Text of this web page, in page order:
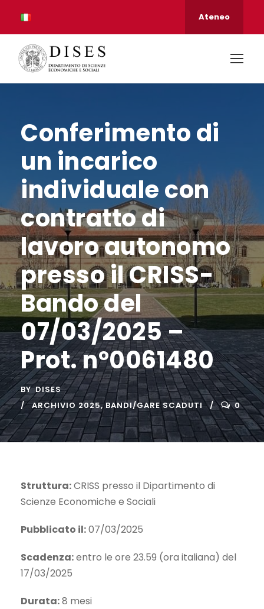
Ateneo
Conferimento di
un incarico
individuale con
contratto di
lavoro autonomo
presso il CRISS-
Bando del
07/03/2025 –
Prot. n°0061480
BY DISES
ARCHIVIO 2025, BANDI/GARE SCADUTI 0
Struttura:CRISS presso il Dipartimento di
Scienze Economiche e Sociali
Pubblicato il:07/03/2025
Scadenza:entro le ore 23.59 (ora italiana) del
17/03/2025
Durata:8 mesi